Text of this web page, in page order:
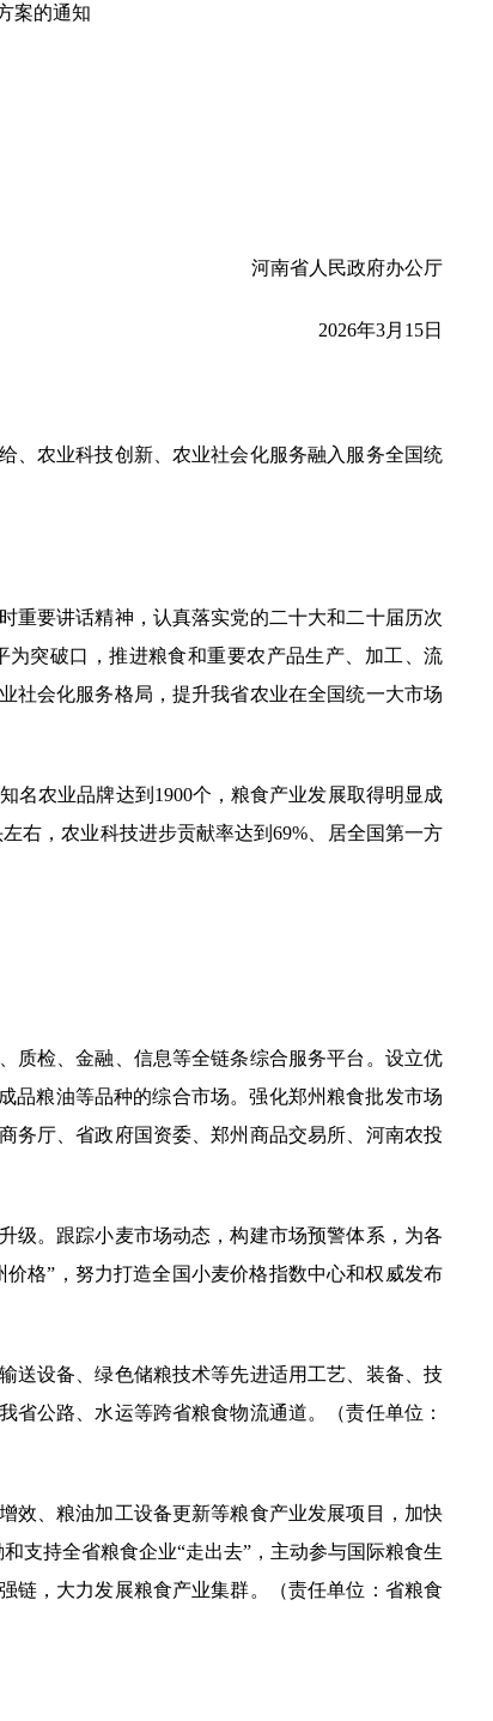
案的通知
河南省人民政府办公厅
2026年3月15日
农业科技创新、农业社会化服务融入服务全国统
要讲话精神，认真落实党的二十大和二十届历次
突破口，推进粮食和重要农产品生产、加工、流
社会化服务格局，提升我省农业在全国统一大市场
农业品牌达到1900个，粮食产业发展取得明显成
右，农业科技进步贡献率达到69%、居全国第一方
检、金融、信息等全链条综合服务平台。设立优
品粮油等品种的综合市场。强化郑州粮食批发市场
务厅、省政府国资委、郑州商品交易所、河南农投
。跟踪小麦市场动态，构建市场预警体系，为各
格”，努力打造全国小麦价格指数中心和权威发布
设备、绿色储粮技术等先进适用工艺、装备、技
公路、水运等跨省粮食物流通道。（责任单位：
、粮油加工设备更新等粮食产业发展项目，加快
支持全省粮食企业“走出去”，主动参与国际粮食生
链，大力发展粮食产业集群。（责任单位：省粮食